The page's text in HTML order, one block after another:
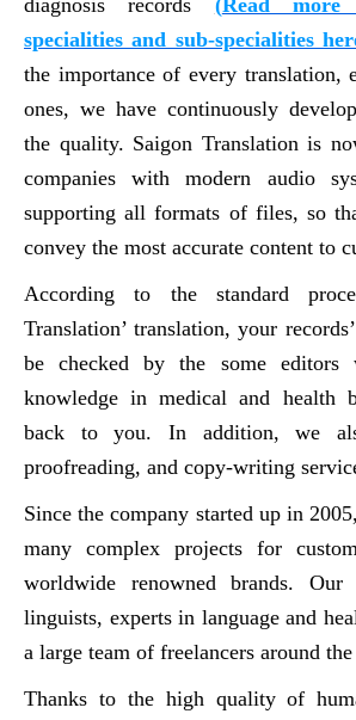
diagnosis records (Read more
specialities and sub-specialities
the importance of every translation,
ones, we have continuously
the quality. Saigon Translation is
companies with modern audio
supporting all formats of files, so
convey the most accurate content to
According to the standard
Translation’ translation, your
be checked by the some editors
knowledge in medical and health
back to you. In addition, we
proofreading, and copy-writing
Since the company started up in
many complex projects for
worldwide renowned brands.
linguists, experts in language and
a large team of freelancers around
Thanks to the high quality of